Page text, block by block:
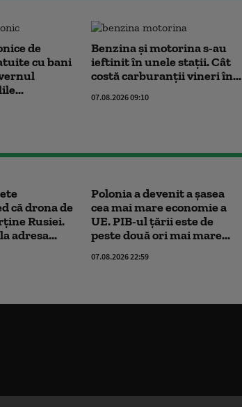
de
cu bani
Benzina și motorina s-au
ieftinit în unele stații. Cât
costă carburanții vineri în...
07.08.2026 09:10
că drona de
Rusiei.
adresa...
Polonia a devenit a șasea
cea mai mare economie a
UE. PIB-ul țării este de
peste două ori mai mare...
07.08.2026 22:59